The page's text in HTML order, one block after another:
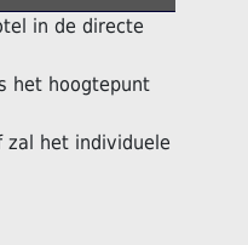
in de directe
het hoogtepunt
zal het individuele